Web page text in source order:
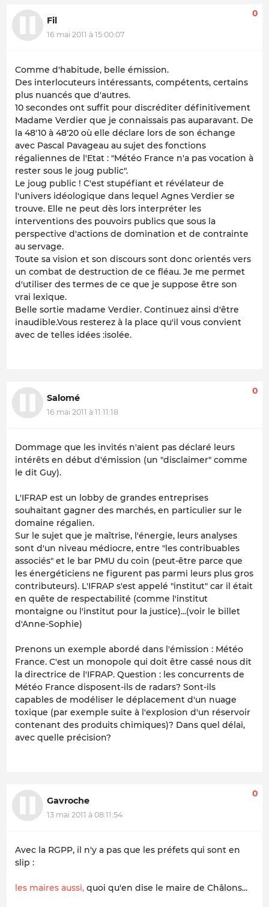
Fil
16 mai 2011 à 15:00:07
0
Comme d'habitude, belle émission.
Des interlocuteurs intéressants, compétents, certains
plus nuancés que d'autres.
10 secondes ont suffit pour discréditer définitivement
Madame Verdier que je connaissais pas auparavant. De
la 48'10 à 48'20 où elle déclare lors de son échange
avec Pascal Pavageau au sujet des fonctions
régaliennes de l'Etat : "Météo France n'a pas vocation à
rester sous le joug public".
Le joug public ! C'est stupéfiant et révélateur de
l'univers idéologique dans lequel Agnes Verdier se
trouve. Elle ne peut dès lors interpréter les
interventions des pouvoirs publics que sous la
perspective d'actions de domination et de contrainte
au servage.
Toute sa vision et son discours sont donc orientés vers
un combat de destruction de ce fléau. Je me permet
d'utiliser des termes de ce que je suppose être son
vrai lexique.
Belle sortie madame Verdier. Continuez ainsi d'être
inaudible.Vous resterez à la place qu'il vous convient
avec de telles idées :isolée.
Salomé
16 mai 2011 à 11:11:18
0
Dommage que les invités n'aient pas déclaré leurs
intérêts en début d'émission (un "disclaimer" comme
le dit Guy).
L'IFRAP est un lobby de grandes entreprises
souhaitant gagner des marchés, en particulier sur le
domaine régalien.
Sur le sujet que je maîtrise, l'énergie, leurs analyses
sont d'un niveau médiocre, entre "les contribuables
associés" et le bar PMU du coin (peut-être parce que
les énergéticiens ne figurent pas parmi leurs plus gros
contributeurs). L'IFRAP s'est appelé "institut" car il était
en quête de respectabilité (comme l'institut
montaigne ou l'institut pour la justice)...(voir le billet
d'Anne-Sophie)
Prenons un exemple abordé dans l'émission : Météo
France. C'est un monopole qui doit être cassé nous dit
la directrice de l'IFRAP. Question : les concurrents de
Météo France disposent-ils de radars? Sont-ils
capables de modéliser le déplacement d'un nuage
toxique (par exemple suite à l'explosion d'un réservoir
contenant des produits chimiques)? Dans quel délai,
avec quelle précision?
Gavroche
13 mai 2011 à 08:11:54
0
Avec la RGPP, il n'y a pas que les préfets qui sont en
slip :
les maires aussi, quoi qu'en dise le maire de Châlons...